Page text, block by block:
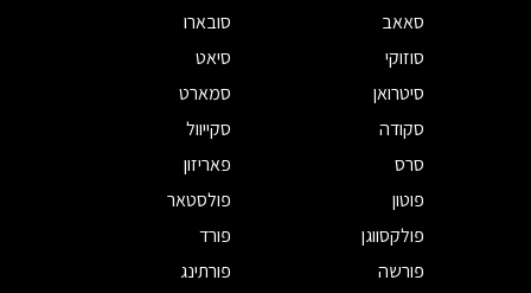
סאאב
סובארו
סוזוקי
סיאט
סיטרואן
סמארט
סקודה
סקייוול
סרס
פאריזון
פוטון
פולסטאר
פולקסווגן
פורד
פורשה
פורתינג